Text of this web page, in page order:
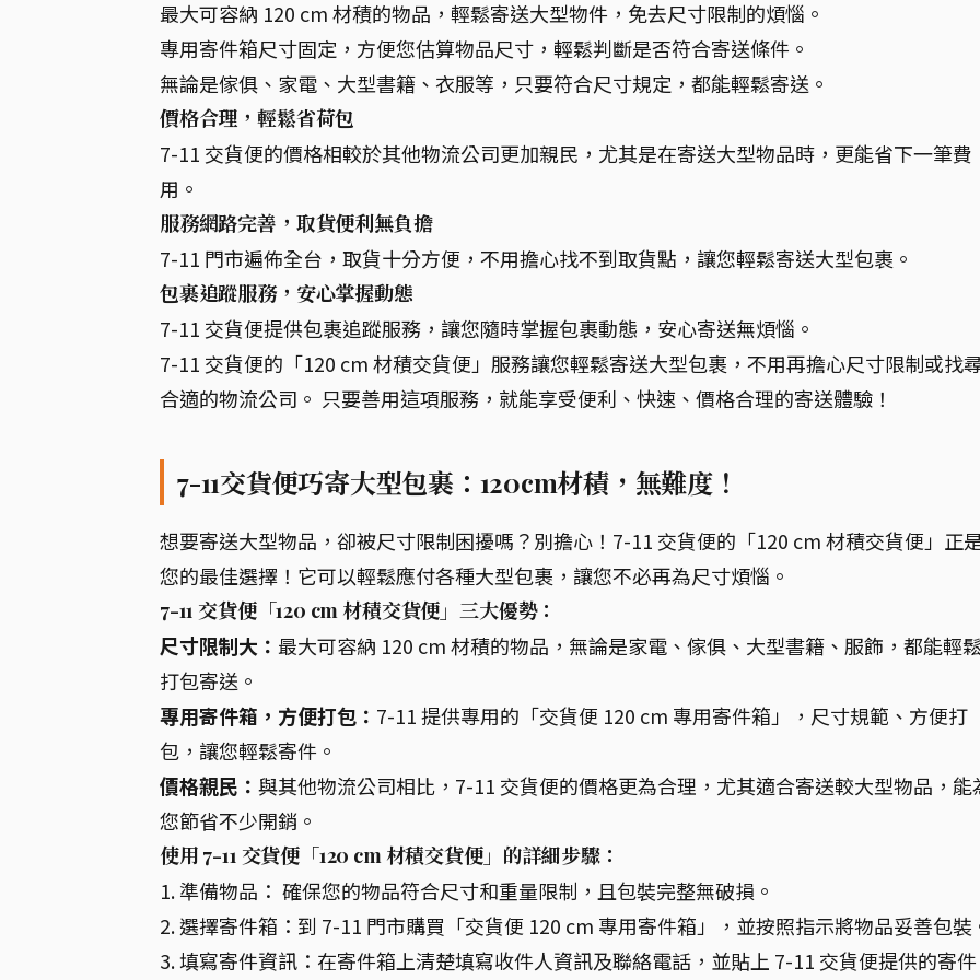
最大可容納 120 cm 材積的物品，輕鬆寄送大型物件，免去尺寸限制的煩惱。
專用寄件箱尺寸固定，方便您估算物品尺寸，輕鬆判斷是否符合寄送條件。
無論是傢俱、家電、大型書籍、衣服等，只要符合尺寸規定，都能輕鬆寄送。
價格合理，輕鬆省荷包
7-11 交貨便的價格相較於其他物流公司更加親民，尤其是在寄送大型物品時，更能省下一筆費
用。
服務網路完善，取貨便利無負擔
7-11 門市遍佈全台，取貨十分方便，不用擔心找不到取貨點，讓您輕鬆寄送大型包裹。
包裹追蹤服務，安心掌握動態
7-11 交貨便提供包裹追蹤服務，讓您隨時掌握包裹動態，安心寄送無煩惱。
7-11 交貨便的「120 cm 材積交貨便」服務讓您輕鬆寄送大型包裹，不用再擔心尺寸限制或找
合適的物流公司。 只要善用這項服務，就能享受便利、快速、價格合理的寄送體驗！
7-11交貨便巧寄大型包裹：120cm材積，無難度！
想要寄送大型物品，卻被尺寸限制困擾嗎？別擔心！7-11 交貨便的「120 cm 材積交貨便」正
您的最佳選擇！它可以輕鬆應付各種大型包裹，讓您不必再為尺寸煩惱。
7-11 交貨便「120 cm 材積交貨便」三大優勢：
尺寸限制大： 最大可容納 120 cm 材積的物品，無論是家電、傢俱、大型書籍、服飾，都能輕
打包寄送。
專用寄件箱，方便打包： 7-11 提供專用的「交貨便 120 cm 專用寄件箱」，尺寸規範、方便打
包，讓您輕鬆寄件。
價格親民： 與其他物流公司相比，7-11 交貨便的價格更為合理，尤其適合寄送較大型物品，能
您節省不少開銷。
使用 7-11 交貨便「120 cm 材積交貨便」的詳細步驟：
1. 準備物品： 確保您的物品符合尺寸和重量限制，且包裝完整無破損。
2. 選擇寄件箱：到 7-11 門市購買「交貨便 120 cm 專用寄件箱」，並按照指示將物品妥善包裝
3. 填寫寄件資訊：在寄件箱上清楚填寫收件人資訊及聯絡電話，並貼上 7-11 交貨便提供的寄件